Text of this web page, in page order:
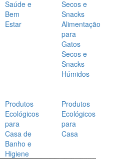
Saúde e
Bem
Estar
Secos e
Snacks
Alimentação
para
Gatos
Secos e
Snacks
Húmidos
Produtos
Ecológicos
para
Casa de
Banho e
Higiene
Produtos
Ecológicos
para
Casa